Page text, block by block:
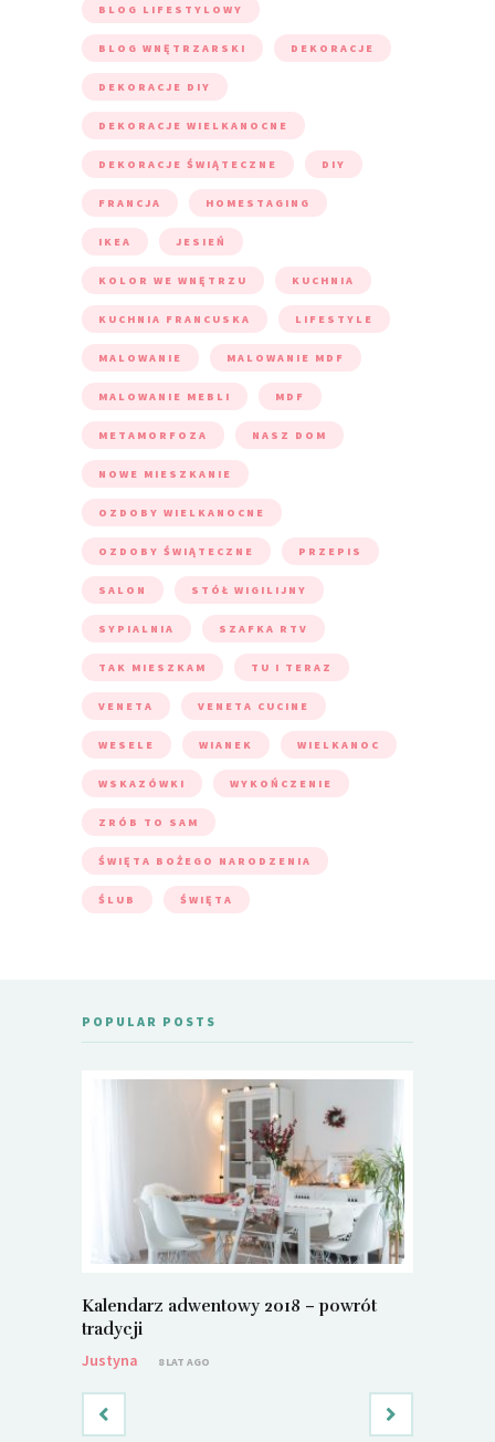
BLOG LIFESTYLOWY
BLOG WNĘTRZARSKI DEKORACJE
DEKORACJE DIY
DEKORACJE WIELKANOCNE
DEKORACJE ŚWIĄTECZNE DIY
FRANCJA HOMESTAGING
IKEA JESIEŃ
KOLOR WE WNĘTRZU KUCHNIA
KUCHNIA FRANCUSKA LIFESTYLE
MALOWANIE MALOWANIE MDF
MALOWANIE MEBLI MDF
METAMORFOZA NASZ DOM
NOWE MIESZKANIE
OZDOBY WIELKANOCNE
OZDOBY ŚWIĄTECZNE PRZEPIS
SALON STÓŁ WIGILIJNY
SYPIALNIA SZAFKA RTV
TAK MIESZKAM TU I TERAZ
VENETA VENETA CUCINE
WESELE WIANEK WIELKANOC
WSKAZÓWKI WYKOŃCZENIE
ZRÓB TO SAM
ŚWIĘTA BOŻEGO NARODZENIA
ŚLUB ŚWIĘTA
POPULAR POSTS
Kalendarz adwentowy 2018 – powrót
tradycji
Justyna
8 LAT AGO